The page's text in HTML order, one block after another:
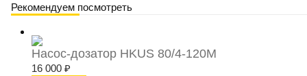
Рекомендуем посмотреть
Насос-дозатор HKUS 80/4-120M
16 000 ₽